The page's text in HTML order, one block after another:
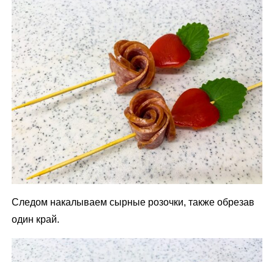
Следом накалываем сырные розочки, также обрезав
один край.